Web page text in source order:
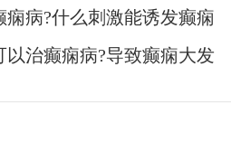
痫病?什么刺激能诱发癫痫
以治癫痫病?导致癫痫大发